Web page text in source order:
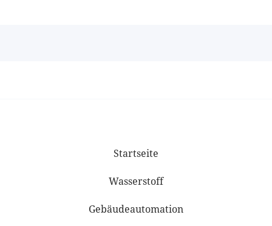
Startseite
Wasserstoff
Gebäudeautomation